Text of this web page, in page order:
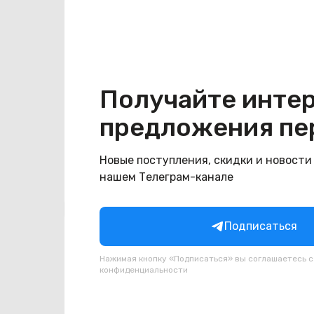
Получайте
предложения
Новые поступления, скидки и
нашем Телеграм-канале
Подписаться
Нажимая кнопку «Подписаться» вы соглашаетесь
конфиденциальности
Конструкция
голубой
Похожие товары